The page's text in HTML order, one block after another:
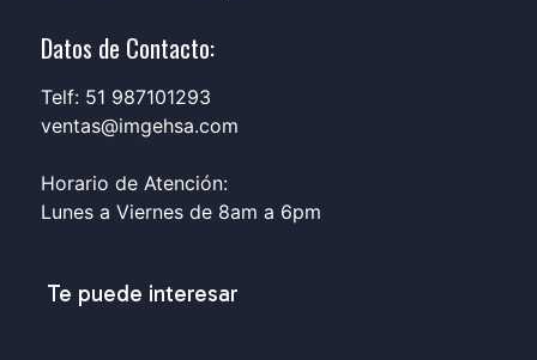
Datos de Contacto:
Telf: 51 987101293
ventas@imgehsa.com
Horario de Atención:
Lunes a Viernes de 8am a 6pm
Te puede interesar